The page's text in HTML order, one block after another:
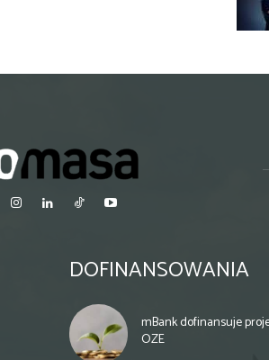
DOFINANSOWANIA
mBank dofinansuje
OZE